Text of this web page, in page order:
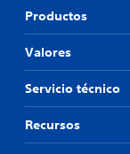
Productos
Valores
Servicio técnico
Recursos